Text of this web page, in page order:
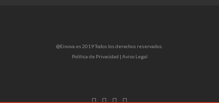
@Einova.es 2019 Todos los derechos reservados.
Política de Privacidad | Aviso Legal
Enlace
Enlace
Enlace